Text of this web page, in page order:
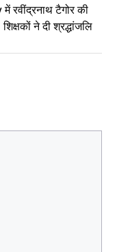
टैगोर की
ने दी श्रद्धांजलि